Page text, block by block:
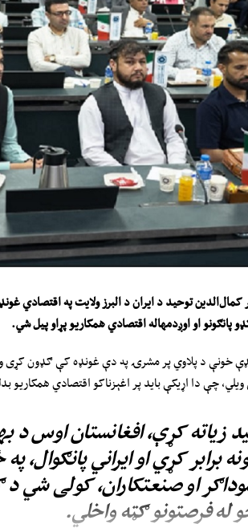
توحید د ایران د البرز ولایت په اقتصادي
پانګونو او اوږدمهاله اقتصادي همکاریو پړاو پیل شي.
خونې د پلاوي پر مشرۍ په دې غونډه کې ګډون کړی و،
ویلي، چې دا اړیکې باید پر اغېزناکو اقتصادي همکاریو
زیاته کړې، افغانستان اوس د
برابر کړي او ایراني پانګوال،
او صنعتکاران، کولی شي د
له فرصتونو ګټه واخلي.